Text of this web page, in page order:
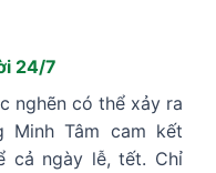
24/7
nghẽn có thể xảy ra
Minh Tâm cam kết
cả ngày lễ, tết. Chỉ